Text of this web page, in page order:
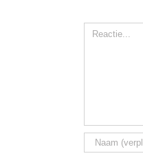
Comment